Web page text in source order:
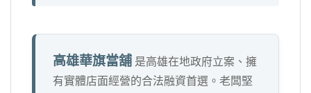
高雄華旗當舖 是高雄在地政府立案、擁
有實體店面經營的合法融資首選。老闆堅